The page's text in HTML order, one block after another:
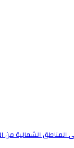
المناطق الشمالية من